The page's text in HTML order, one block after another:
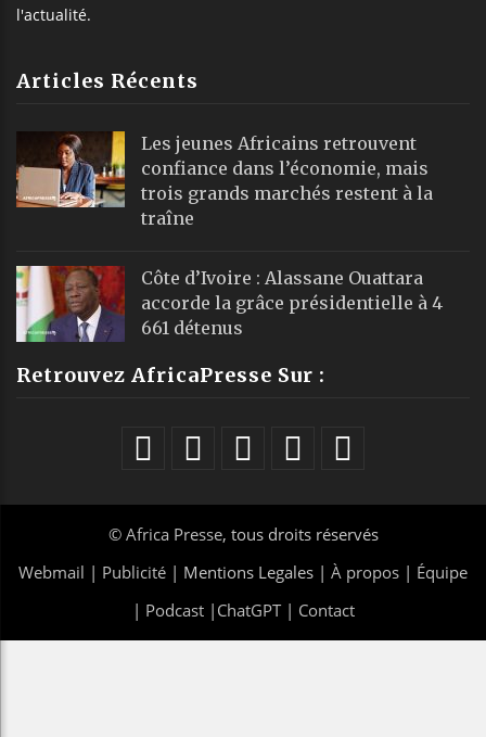
l'actualité.
Articles Récents
Les jeunes Africains retrouvent
confiance dans l’économie, mais
trois grands marchés restent à la
traîne
Côte d’Ivoire : Alassane Ouattara
accorde la grâce présidentielle à 4
661 détenus
Retrouvez AfricaPresse Sur :
© Africa Presse, tous droits réservés
Webmail | Publicité | Mentions Legales | À propos | Équipe
| Podcast| ChatGPT| Contact